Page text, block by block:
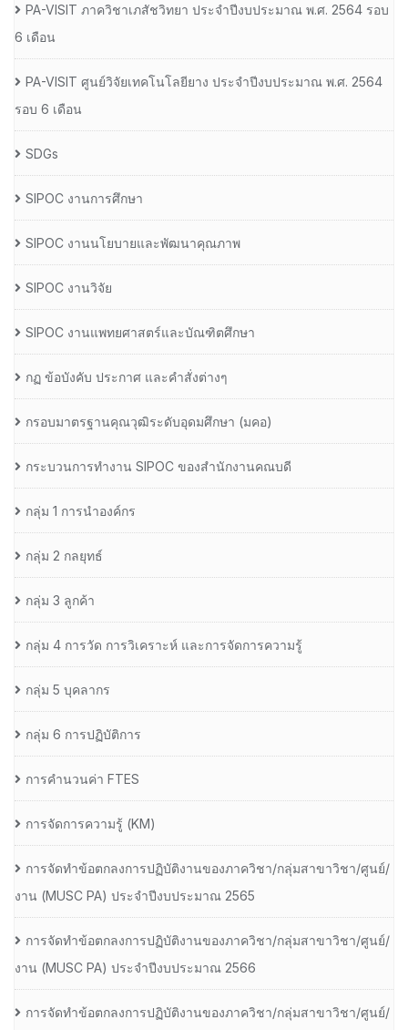
PA-VISIT ภาควิชาเภสัชวิทยา ประจำปีงบประมาณ พ.ศ. 2564 รอบ
6 เดือน
PA-VISIT ศูนย์วิจัยเทคโนโลยียาง ประจำปีงบประมาณ พ.ศ. 2564
รอบ 6 เดือน
SDGs
SIPOC งานการศึกษา
SIPOC งานนโยบายและพัฒนาคุณภาพ
SIPOC งานวิจัย
SIPOC งานแพทยศาสตร์และบัณฑิตศึกษา
กฏ ข้อบังคับ ประกาศ และคำสั่งต่างๆ
กรอบมาตรฐานคุณวุฒิระดับอุดมศึกษา (มคอ)
กระบวนการทำงาน SIPOC ของสำนักงานคณบดี
กลุ่ม 1 การนำองค์กร
กลุ่ม 2 กลยุทธ์
กลุ่ม 3 ลูกค้า
กลุ่ม 4 การวัด การวิเคราะห์ และการจัดการความรู้
กลุ่ม 5 บุคลากร
กลุ่ม 6 การปฏิบัติการ
การคำนวนค่า FTES
การจัดการความรู้ (KM)
การจัดทำข้อตกลงการปฏิบัติงานของภาควิชา/กลุ่มสาขาวิชา/ศูนย์/
งาน (MUSC PA) ประจำปีงบประมาณ 2565
การจัดทำข้อตกลงการปฏิบัติงานของภาควิชา/กลุ่มสาขาวิชา/ศูนย์/
งาน (MUSC PA) ประจำปีงบประมาณ 2566
การจัดทำข้อตกลงการปฏิบัติงานของภาควิชา/กลุ่มสาขาวิชา/ศูนย์/